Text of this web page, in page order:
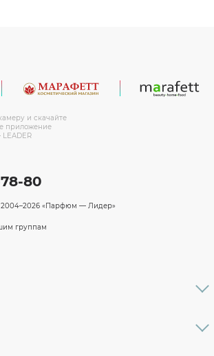
и скачайте
приложение
80
«Парфюм — Лидер»
группам